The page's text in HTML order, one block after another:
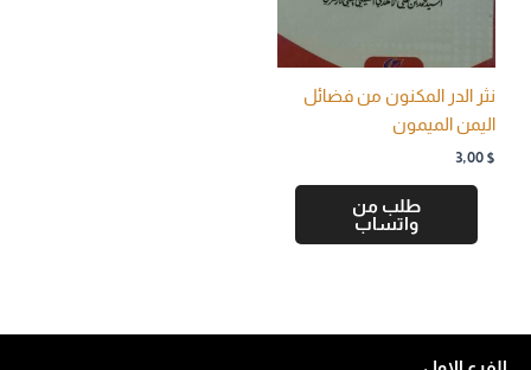
نثر الدر المكنون من فضائل
اليمن الميمون
3,00 $
طلب من
واتساب